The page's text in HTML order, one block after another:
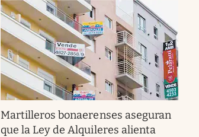
Martilleros bonaerenses aseguran
que la Ley de Alquileres alienta